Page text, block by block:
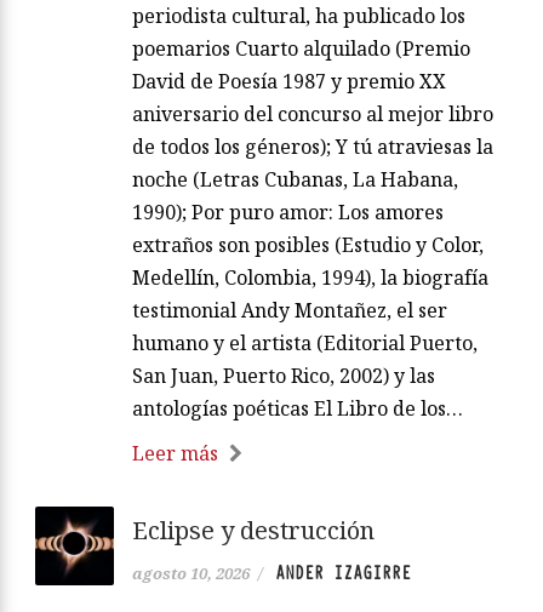
periodista cultural, ha publicado los
poemarios Cuarto alquilado (Premio
David de Poesía 1987 y premio XX
aniversario del concurso al mejor libro
de todos los géneros); Y tú atraviesas la
noche (Letras Cubanas, La Habana,
1990); Por puro amor: Los amores
extraños son posibles (Estudio y Color,
Medellín, Colombia, 1994), la biografía
testimonial Andy Montañez, el ser
humano y el artista (Editorial Puerto,
San Juan, Puerto Rico, 2002) y las
antologías poéticas El Libro de los…
Leer más
Eclipse y destrucción
agosto 10, 2026 / ANDER IZAGIRRE